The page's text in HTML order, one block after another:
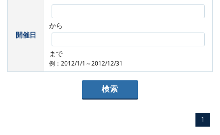
開催日
から
まで
例：2012/1/1～2012/12/31
1